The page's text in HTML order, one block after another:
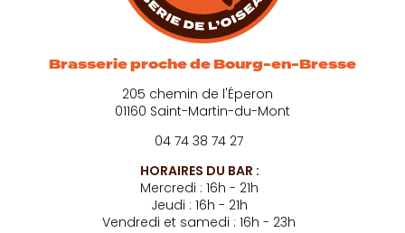
Brasserie proche de Bourg-en-Bresse
205 chemin de l'Éperon
01160 Saint-Martin-du-Mont
04 74 38 74 27
HORAIRES DU BAR :
Mercredi : 16h - 21h
Jeudi : 16h - 21h
Vendredi et samedi : 16h - 23h